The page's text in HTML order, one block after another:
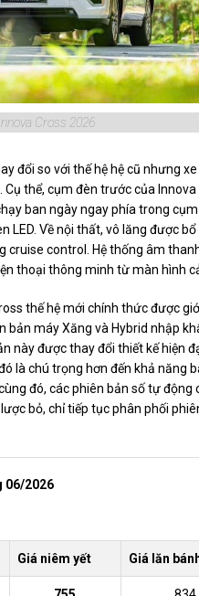
Cross 2026
đổi so với thế hệ hệ cũ nhưng
thể, cụm đèn trước của
ban ngày ngay phía trong
LED. Về nội thất, vô lăng được
cruise control. Hệ thống âm
thoại thông minh từ màn hình
thế hệ mới chính thức được
bản máy Xăng và Hybrid nhập
này được thay đổi thiết kế hiện
là chú trọng hơn đến khả năng
đó, các phiên bản số tự động
bỏ, chỉ tiếp tục phân phối
06/2026
Giá niêm yết Giá lăn